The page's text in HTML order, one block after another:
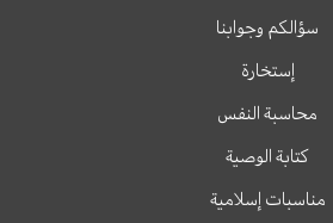
سؤالكم وجوابنا
إستخارة
محاسبة النفس
كتابة الوصية
مناسبات إسلامية